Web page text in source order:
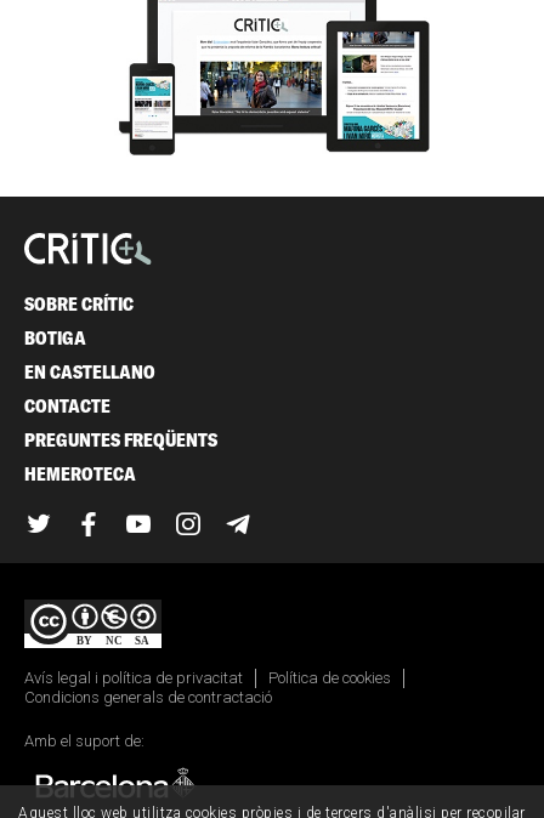
SOBRE CRÍTIC
BOTIGA
EN CASTELLANO
CONTACTE
PREGUNTES FREQÜENTS
HEMEROTECA
TwitterFacebook
YouTubeInstagram
Avís legal i política de privacitat
Política de cookies
Condicions generals de contractació
Amb el suport de:
Aquest lloc web utilitza cookies pròpies i de tercers d'anàlisi per recopilar